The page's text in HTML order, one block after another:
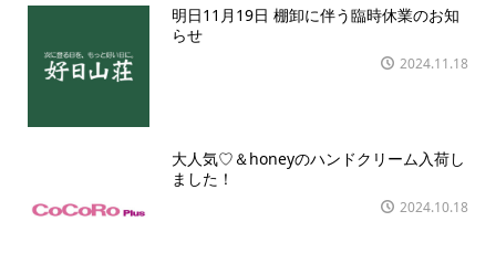
明日11月19日 棚卸に伴う臨時休業のお知
らせ
2024.11.18
大人気♡＆honeyのハンドクリーム入荷し
ました！
2024.10.18